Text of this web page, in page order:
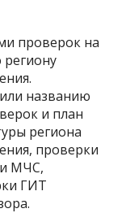
проверок на
названию
и план
региона
проверки
МЧС,
ГИТ